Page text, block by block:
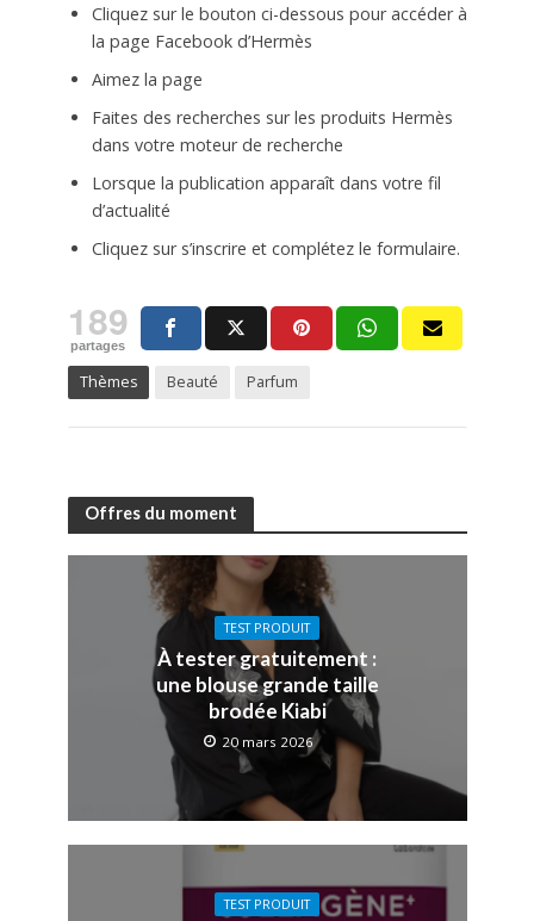
Cliquez sur le bouton ci-dessous pour accéder à
la page Facebook d’Hermès
Aimez la page
Faites des recherches sur les produits Hermès
dans votre moteur de recherche
Lorsque la publication apparaît dans votre fil
d’actualité
Cliquez sur s’inscrire et complétez le formulaire.
189
partages
Thèmes Beauté Parfum
Offres du moment
TEST PRODUIT
À tester gratuitement :
une blouse grande taille
brodée Kiabi
20 mars 2026
TEST PRODUIT